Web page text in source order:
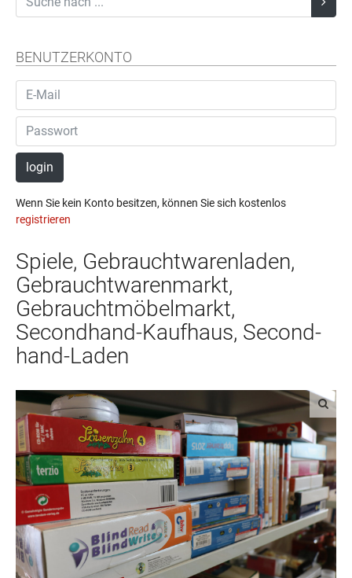
BENUTZERKONTO
login
Wenn Sie kein Konto besitzen, können Sie sich kostenlos
registrieren
Spiele, Gebrauchtwarenladen,
Gebrauchtwarenmarkt,
Gebrauchtmöbelmarkt,
Secondhand-Kaufhaus, Se­cond­
hand-Laden